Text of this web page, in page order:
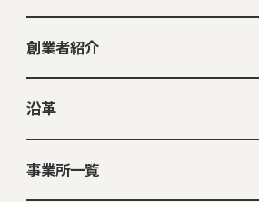
創業者紹介
沿革
事業所一覧